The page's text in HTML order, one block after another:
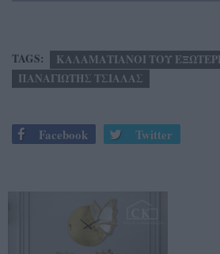
TAGS:
ΚΑΛΑΜΑΤΙΑΝΟΙ ΤΟΥ
ΠΑΝΑΓΙΩΤΗΣ ΤΣΙΑΛΑΣ
Facebook Twitter